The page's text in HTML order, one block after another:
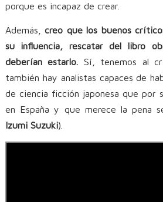
porque es incapaz de crear.
Además,creo que los buenos
su influencia, rescatar del libro
deberían estarlo. Sí, tenemos al
también hay analistas capaces de
de ciencia ficción japonesa que por
en España y que merece la pena
Izumi Suzuki).